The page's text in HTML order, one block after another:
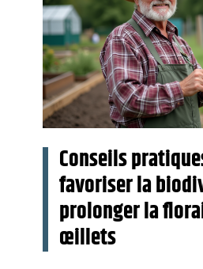
Conseils
favoriser la
prolonger la
œillets